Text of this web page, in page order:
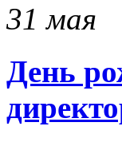
31 мая
День